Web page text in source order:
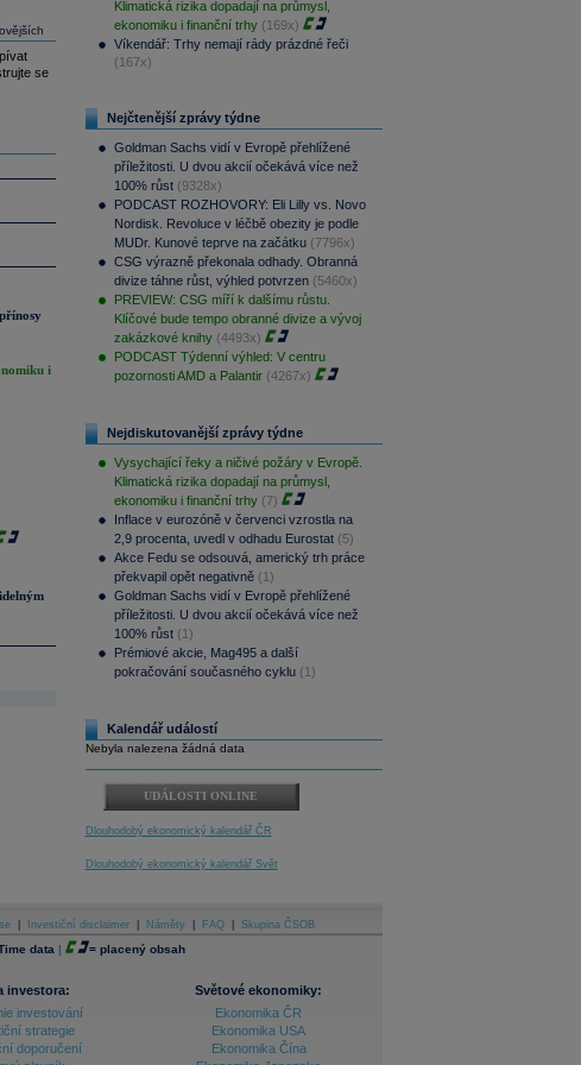
se
i
Klimatická rizika dopadají na průmysl,
ekonomiku i finanční trhy (169x)
Víkendář: Trhy nemají rády prázdné řeči
(167x)
Nejčtenější zprávy týdne
Goldman Sachs vidí v Evropě přehlížené
příležitosti. U dvou akcií očekává více než
100% růst (9328x)
PODCAST ROZHOVORY: Eli Lilly vs. Novo
Nordisk. Revoluce v léčbě obezity je podle
MUDr. Kunové teprve na začátku (7796x)
CSG výrazně překonala odhady. Obranná
divize táhne růst, výhled potvrzen (5460x)
PREVIEW: CSG míří k dalšímu růstu.
Klíčové bude tempo obranné divize a vývoj
zakázkové knihy (4493x)
PODCAST Týdenní výhled: V centru
pozornosti AMD a Palantir (4267x)
Nejdiskutovanější zprávy týdne
Vysychající řeky a ničivé požáry v Evropě.
Klimatická rizika dopadají na průmysl,
ekonomiku i finanční trhy (7)
Inflace v eurozóně v červenci vzrostla na
2,9 procenta, uvedl v odhadu Eurostat (5)
Akce Fedu se odsouvá, americký trh práce
překvapil opět negativně (1)
Goldman Sachs vidí v Evropě přehlížené
příležitosti. U dvou akcií očekává více než
100% růst (1)
Prémiové akcie, Mag495 a další
pokračování současného cyklu (1)
Kalendář událostí
Nebyla nalezena žádná data
UDÁLOSTI ONLINE
Dlouhodobý ekonomický kalendář ČR
Dlouhodobý ekonomický kalendář Svět
Investiční disclaimer Náměty FAQ Skupina ČSOB
data | = placený obsah
investora:
investování
strategie
doporučení
Světové ekonomiky:
Ekonomika ČR
Ekonomika USA
Ekonomika Čína